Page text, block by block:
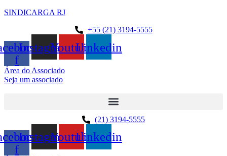
SINDICARGA RJ
+55 (21) 3194-5555
f
InstagramYoutubeLinkedin
Área do Associado
Seja um associado
(21) 3194-5555
f
InstagramYoutubeLinkedin